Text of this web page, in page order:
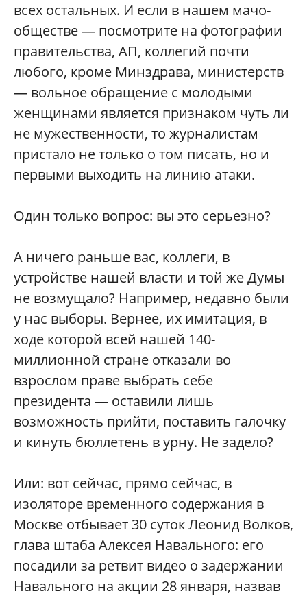
всех остальных. И если в нашем мачо-
обществе — посмотрите на фотографии
правительства, АП, коллегий почти
любого, кроме Минздрава, министерств
— вольное обращение с молодыми
женщинами является признаком чуть ли
не мужественности, то журналистам
пристало не только о том писать, но и
первыми выходить на линию атаки.
Один только вопрос: вы это серьезно?
А ничего раньше вас, коллеги, в
устройстве нашей власти и той же Думы
не возмущало? Например, недавно были
у нас выборы. Вернее, их имитация, в
ходе которой всей нашей 140-
миллионной стране отказали во
взрослом праве выбрать себе
президента — оставили лишь
возможность прийти, поставить галочку
и кинуть бюллетень в урну. Не задело?
Или: вот сейчас, прямо сейчас, в
изоляторе временного содержания в
Москве отбывает 30 суток Леонид Волков,
глава штаба Алексея Навального: его
посадили за ретвит видео о задержании
Навального на акции 28 января, назвав